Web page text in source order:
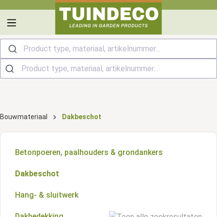
Product type, materiaal, artikelnummer...
Bouwmateriaal Dakbeschot
Betonpoeren, paalhouders & grondankers
Dakbeschot
Hang- & sluitwerk